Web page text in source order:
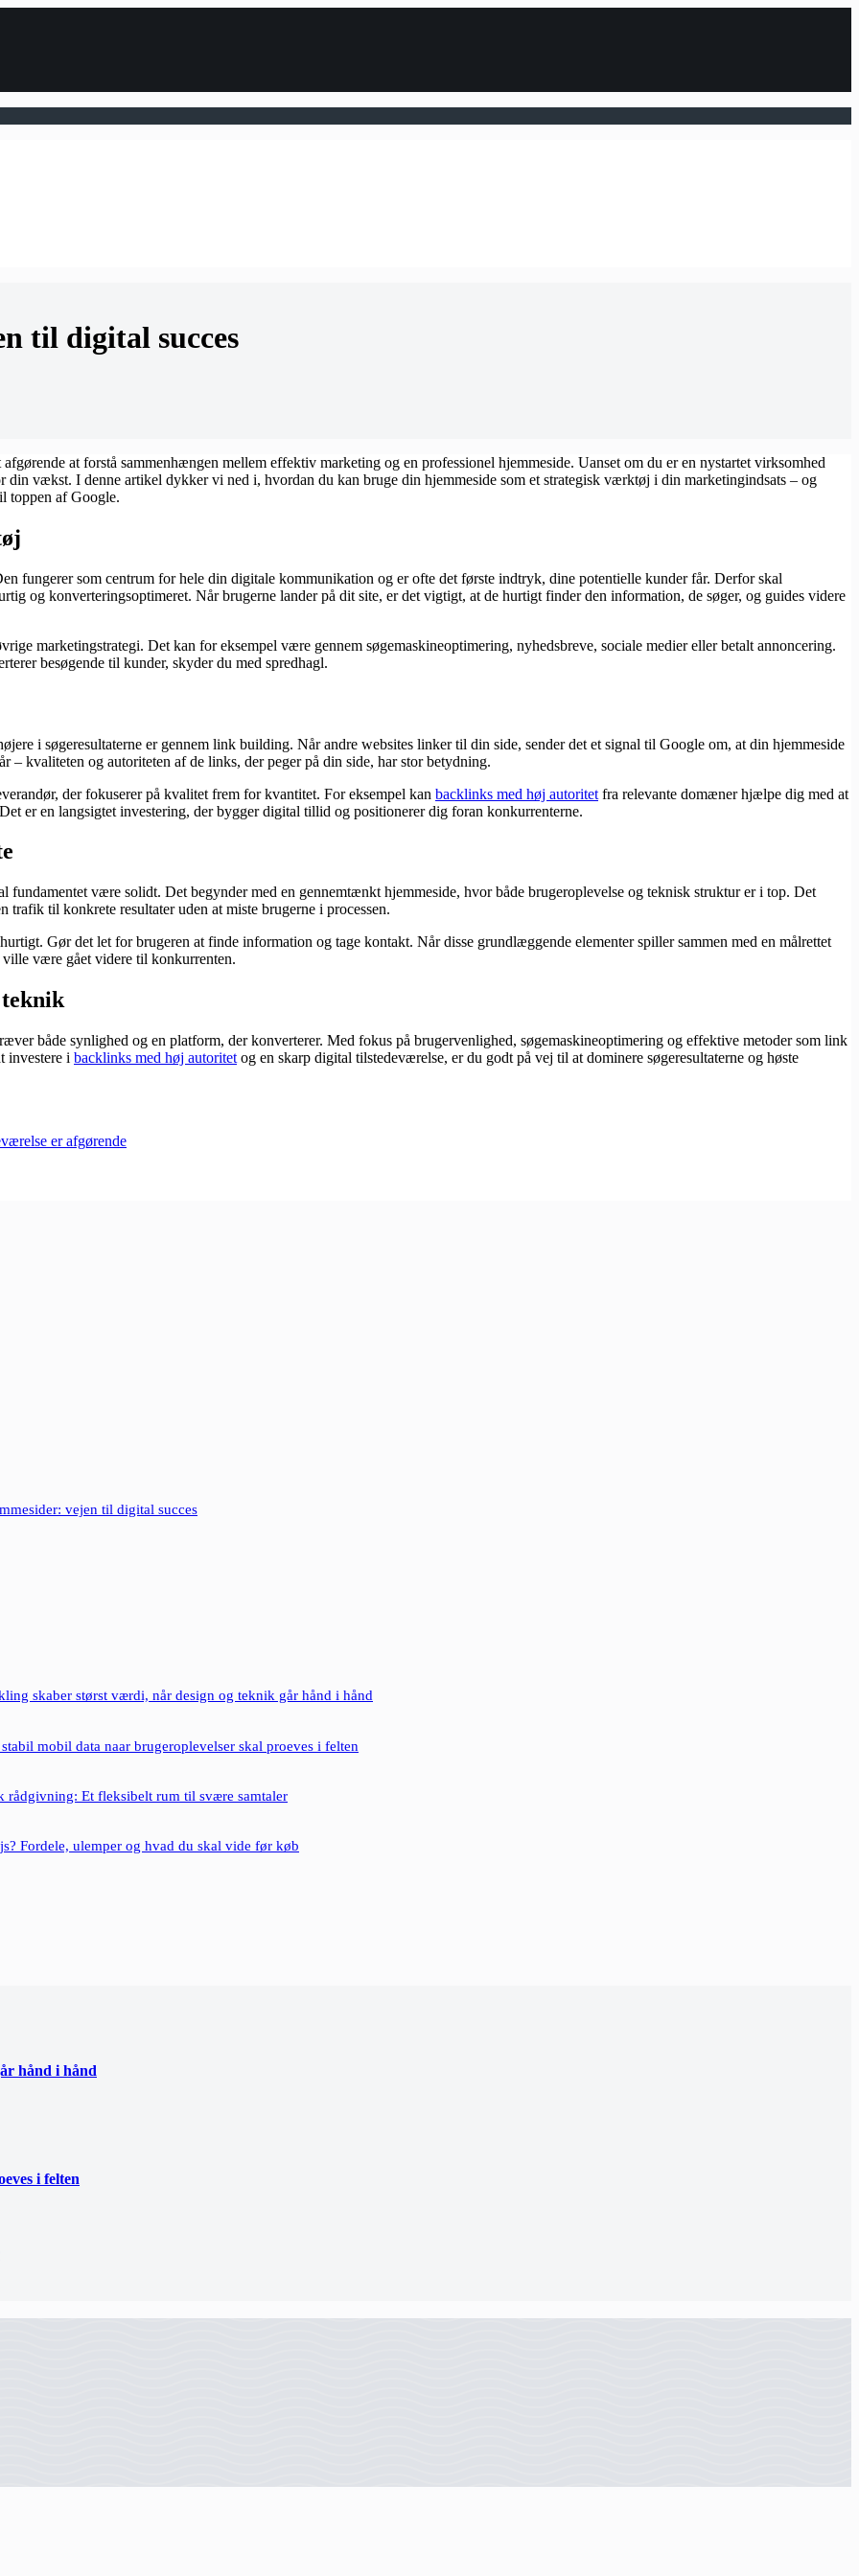
til digital succes
at forstå sammenhængen mellem effektiv marketing og en professionel hjemmeside. Uanset om du er en nystartet virksomhed
din vækst. I denne artikel dykker vi ned i, hvordan du kan bruge din hjemmeside som et strategisk værktøj i din marketingindsats – og
toppen af Google.
fungerer som centrum for hele din digitale kommunikation og er ofte det første indtryk, dine potentielle kunder får. Derfor skal
og konverteringsoptimeret. Når brugerne lander på dit site, er det vigtigt, at de hurtigt finder den information, de søger, og guides videre
marketingstrategi. Det kan for eksempel være gennem søgemaskineoptimering, nyhedsbreve, sociale medier eller betalt annoncering.
besøgende til kunder, skyder du med spredhagl.
i søgeresultaterne er gennem link building. Når andre websites linker til din side, sender det et signal til Google om, at din hjemmeside
kvaliteten og autoriteten af de links, der peger på din side, har stor betydning.
der fokuserer på kvalitet frem for kvantitet. For eksempel kan backlinks med høj autoritet fra relevante domæner hjælpe dig med at
er en langsigtet investering, der bygger digital tillid og positionerer dig foran konkurrenterne.
fundamentet være solidt. Det begynder med en gennemtænkt hjemmeside, hvor både brugeroplevelse og teknisk struktur er i top. Det
til konkrete resultater uden at miste brugerne i processen.
Gør det let for brugeren at finde information og tage kontakt. Når disse grundlæggende elementer spiller sammen med en målrettet
være gået videre til konkurrenten.
både synlighed og en platform, der konverterer. Med fokus på brugervenlighed, søgemaskineoptimering og effektive metoder som link
investere i backlinks med høj autoritet og en skarp digital tilstedeværelse, er du godt på vej til at dominere søgeresultaterne og høste
er afgørende
vejen til digital succes
skaber størst værdi, når design og teknik går hånd i hånd
mobil data naar brugeroplevelser skal proeves i felten
rådgivning: Et fleksibelt rum til svære samtaler
Fordele, ulemper og hvad du skal vide før køb
hånd i hånd
i felten